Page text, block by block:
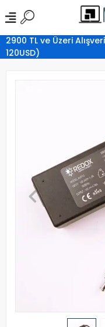
2900 TL ve Üzeri
120USD)